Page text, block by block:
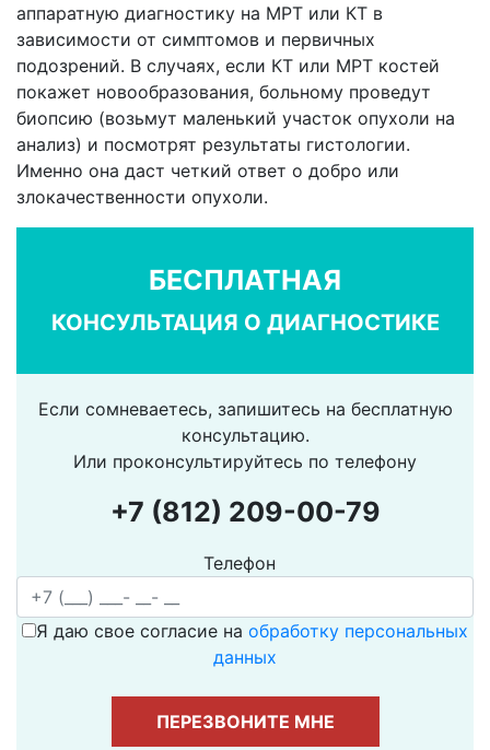
аппаратную диагностику на МРТ или КТ в
зависимости от симптомов и первичных
подозрений. В случаях, если КТ или МРТ костей
покажет новообразования, больному проведут
биопсию (возьмут маленький участок опухоли на
анализ) и посмотрят результаты гистологии.
Именно она даст четкий ответ о добро или
злокачественности опухоли.
БЕСПЛАТНАЯ
КОНСУЛЬТАЦИЯ О ДИАГНОСТИКЕ
Если сомневаетесь, запишитесь на бесплатную
консультацию.
Или проконсультируйтесь по телефону
+7 (812) 209-00-79
Телефон
Я даю свое согласие на обработку персональных
данных
ПЕРЕЗВОНИТЕ МНЕ